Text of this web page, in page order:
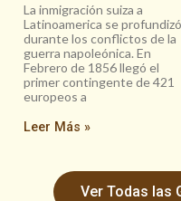
La inmigración suiza a
Latinoamerica se profundizó
durante los conflictos de la
guerra napoleónica. En
Febrero de 1856 llegó el
primer contingente de 421
europeos a
Leer Más »
Ver Todas las